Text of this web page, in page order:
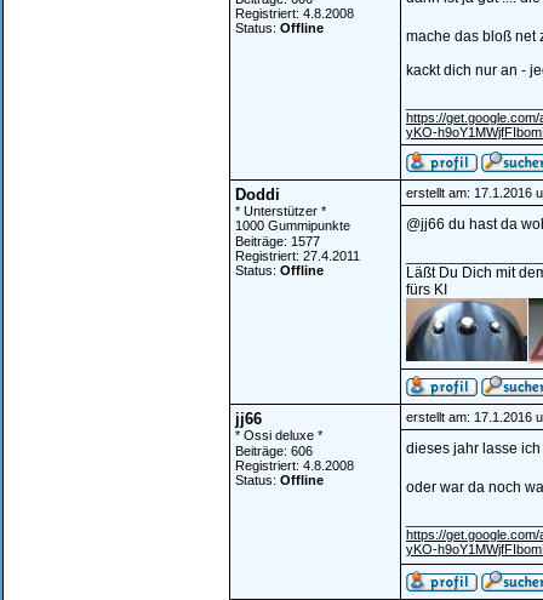
Registriert: 4.8.2008
Status: Offline
mache das bloß net
kackt dich nur an -
https://
yKO-
Doddi
* Unterstützer *
1000 Gummipunkte
Beiträge: 1577
Registriert: 27.4.2011
Status: Offline
erstellt am: 17.1.2016
@jj66 du hast da
Läßt Du Dich mit
fürs KI
jj66
* Ossi deluxe *
Beiträge: 606
Registriert: 4.8.2008
Status: Offline
erstellt am: 17.1.2016
dieses jahr lasse
oder war da noch
https://
yKO-